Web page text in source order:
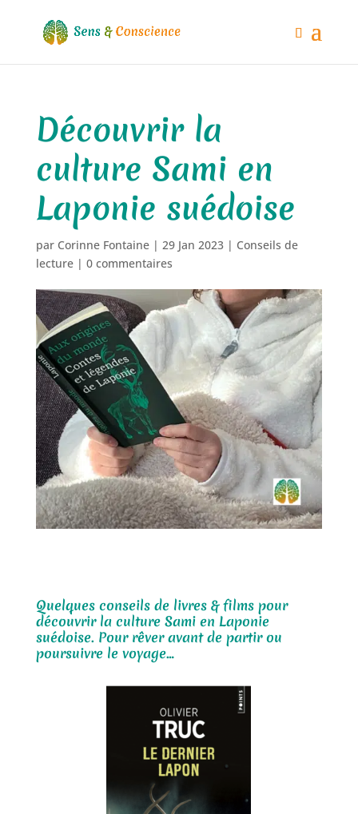
Découvrir la
culture Sami en
Laponie suédoise
par Corinne Fontaine| 29 Jan 2023| Conseils de
lecture| 0 commentaires
Quelques conseils de livres & films pour
découvrir la culture Sami en Laponie
suédoise. Pour rêver avant de partir ou
poursuivre le voyage…